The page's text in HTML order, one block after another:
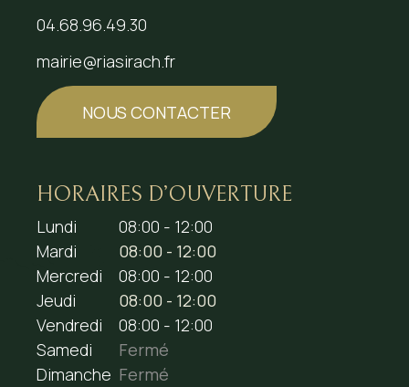
04.68.96.49.30
mairie@riasirach.fr
NOUS CONTACTER
HORAIRES D’OUVERTURE
Lundi
08:00 - 12:00
Mardi
08:00 - 12:00
Mercredi
08:00 - 12:00
Jeudi
08:00 - 12:00
Vendredi
08:00 - 12:00
Samedi
Fermé
Dimanche Fermé